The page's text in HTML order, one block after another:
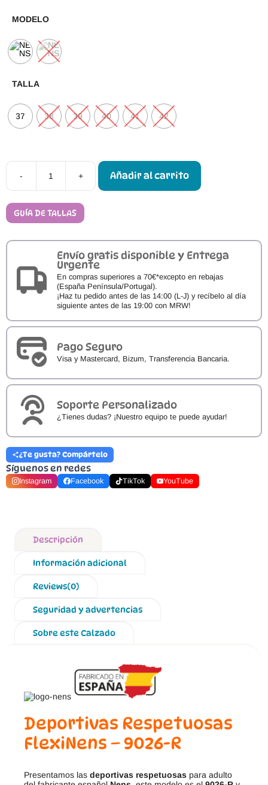
MODELO
TALLA
37 38 39 40 41 42
-
Deportivas
Respetuosas
+ Añadir al carrito
GUÍA DE TALLAS
Envío gratis disponible y Entrega
Urgente
En compras superiores a 70€*excepto en rebajas
(España Península/Portugal).
¡Haz tu pedido antes de las 14:00 (L-J) y recíbelo al día
siguiente antes de las 19:00 con MRW!
Pago Seguro
Visa y Mastercard, Bizum, Transferencia Bancaria.
Soporte Personalizado
¿Tienes dudas? ¡Nuestro equipo te puede ayudar!
¿Te gusta? Compártelo
Síguenos en redes
Instagram Facebook TikTok YouTube
Descripción
Información adicional
Reviews(0)
Seguridad y advertencias
Sobre este Calzado
Deportivas Respetuosas
FlexiNens – 9026-R
Presentamos las deportivas respetuosas para adulto